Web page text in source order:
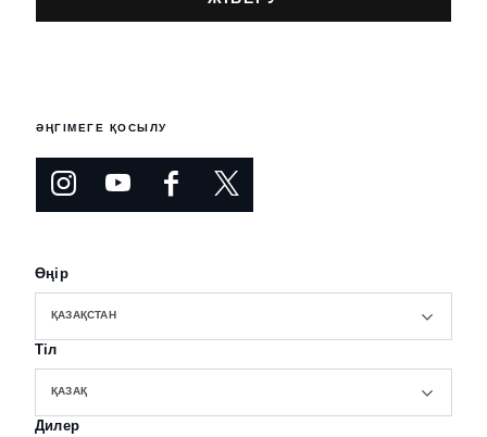
ӘҢГІМЕГЕ ҚОСЫЛУ
Өңір
ҚАЗАҚСТАН
Тіл
ҚАЗАҚ
Дилер